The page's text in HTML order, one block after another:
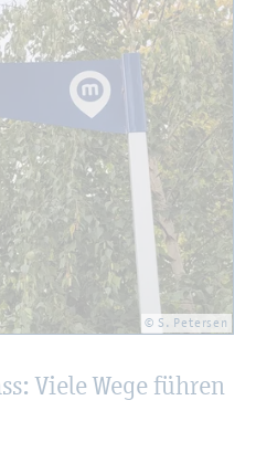
© S. Pe­ter­sen
Viele Wege füh­ren